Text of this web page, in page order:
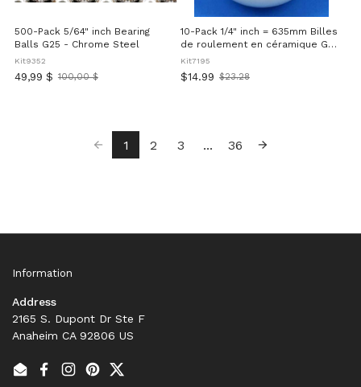
500-Pack 5/64" inch Bearing
Balls G25 - Chrome Steel
Kit9352
49,99 $
Ancien
100,00 $
10-Pack 1/4" inch = 635mm Billes
de roulement en céramique G10
ZrO2
Kit7195
$14.99
Old
$23.28
1 2 3 ... 36
Information
Address
2165 S. Dupont Dr Ste F
Anaheim CA 92806 US
EmailFacebook
Instagram
PinterestTwitter